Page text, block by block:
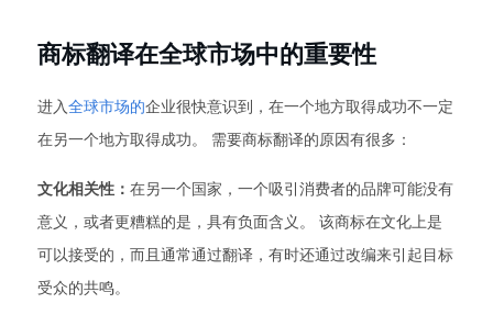
商标翻译在全球市场中的重要性
进入全球市场的企业很快意识到，在一个地方取得成功不一定
在另一个地方取得成功。 需要商标翻译的原因有很多：
文化相关性： 在另一个国家，一个吸引消费者的品牌可能没有
意义，或者更糟糕的是，具有负面含义。 该商标在文化上是
可以接受的，而且通常通过翻译，有时还通过改编来引起目标
受众的共鸣。